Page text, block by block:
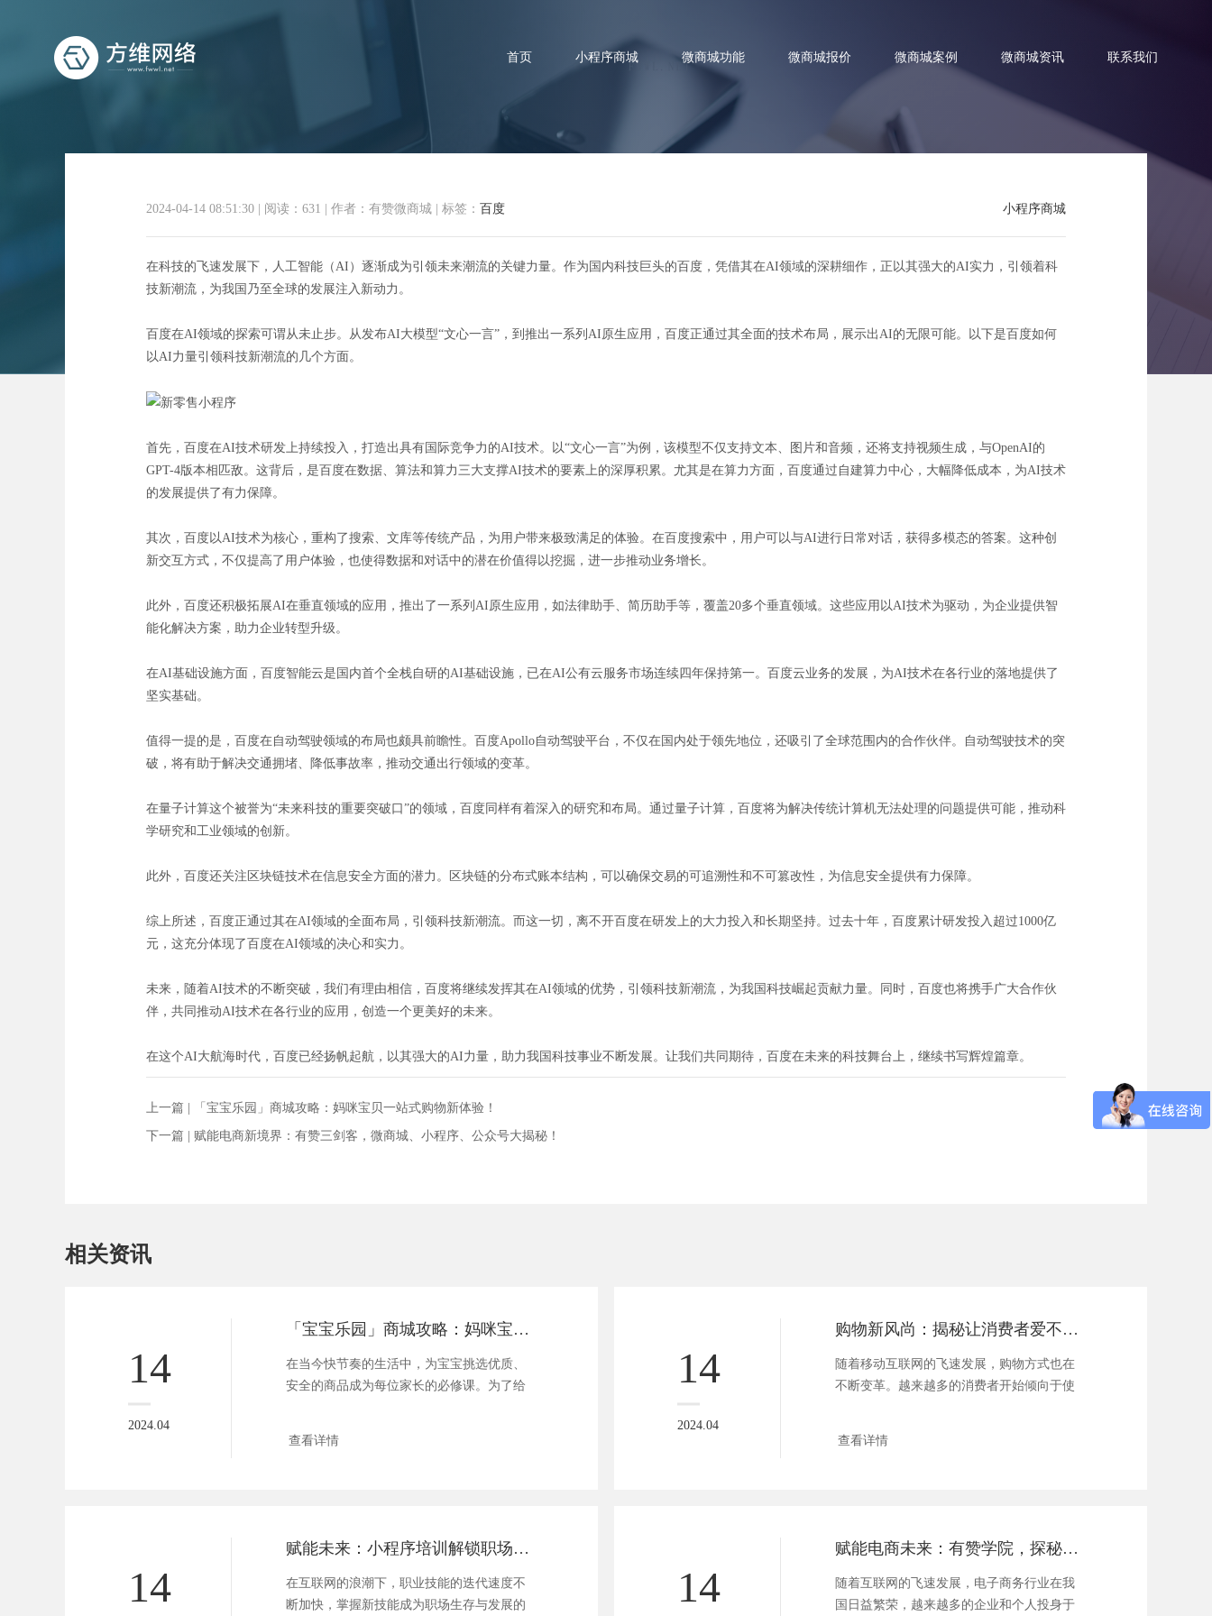
首页 小程序商城 微商城功能 微商城报价 微商城案例 微商城资讯 联系我们
探秘未来：百度如何以AI力量引领科技新潮流
小程序商城
2024-04-14 08:51:30 阅读：631 作者：有赞微商城 标签： 百度
在科技的飞速发展下，人工智能（AI）逐渐成为引领未来潮流的关键力量。作为国内科技巨头的百度，凭借其在AI领域的深耕细作，正以其强大的AI实力，引领着科
技新潮流，为我国乃至全球的发展注入新动力。
百度在AI领域的探索可谓从未止步。从发布AI大模型“文心一言”，到推出一系列AI原生应用，百度正通过其全面的技术布局，展示出AI的无限可能。以下是百度如何
以AI力量引领科技新潮流的几个方面。
首先，百度在AI技术研发上持续投入，打造出具有国际竞争力的AI技术。以“文心一言”为例，该模型不仅支持文本、图片和音频，还将支持视频生成，与OpenAI的
GPT-4版本相匹敌。这背后，是百度在数据、算法和算力三大支撑AI技术的要素上的深厚积累。尤其是在算力方面，百度通过自建算力中心，大幅降低成本，为AI技术
的发展提供了有力保障。
其次，百度以AI技术为核心，重构了搜索、文库等传统产品，为用户带来极致满足的体验。在百度搜索中，用户可以与AI进行日常对话，获得多模态的答案。这种创
新交互方式，不仅提高了用户体验，也使得数据和对话中的潜在价值得以挖掘，进一步推动业务增长。
此外，百度还积极拓展AI在垂直领域的应用，推出了一系列AI原生应用，如法律助手、简历助手等，覆盖20多个垂直领域。这些应用以AI技术为驱动，为企业提供智
能化解决方案，助力企业转型升级。
在AI基础设施方面，百度智能云是国内首个全栈自研的AI基础设施，已在AI公有云服务市场连续四年保持第一。百度云业务的发展，为AI技术在各行业的落地提供了
坚实基础。
值得一提的是，百度在自动驾驶领域的布局也颇具前瞻性。百度Apollo自动驾驶平台，不仅在国内处于领先地位，还吸引了全球范围内的合作伙伴。自动驾驶技术的突
破，将有助于解决交通拥堵、降低事故率，推动交通出行领域的变革。
在量子计算这个被誉为“未来科技的重要突破口”的领域，百度同样有着深入的研究和布局。通过量子计算，百度将为解决传统计算机无法处理的问题提供可能，推动科
学研究和工业领域的创新。
此外，百度还关注区块链技术在信息安全方面的潜力。区块链的分布式账本结构，可以确保交易的可追溯性和不可篡改性，为信息安全提供有力保障。
综上所述，百度正通过其在AI领域的全面布局，引领科技新潮流。而这一切，离不开百度在研发上的大力投入和长期坚持。过去十年，百度累计研发投入超过1000亿
元，这充分体现了百度在AI领域的决心和实力。
未来，随着AI技术的不断突破，我们有理由相信，百度将继续发挥其在AI领域的优势，引领科技新潮流，为我国科技崛起贡献力量。同时，百度也将携手广大合作伙
伴，共同推动AI技术在各行业的应用，创造一个更美好的未来。
在这个AI大航海时代，百度已经扬帆起航，以其强大的AI力量，助力我国科技事业不断发展。让我们共同期待，百度在未来的科技舞台上，继续书写辉煌篇章。
上一篇 | 「宝宝乐园」商城攻略：妈咪宝贝一站式购物新体验！
下一篇 | 赋能电商新境界：有赞三剑客，微商城、小程序、公众号大揭秘！
相关资讯
14
2024.04
「宝宝乐园」商城攻略：妈咪宝贝一站式购物新体验！
在当今快节奏的生活中，为宝宝挑选优质、
安全的商品成为每位家长的必修课。为了给
查看详情
14
2024.04
购物新风尚：揭秘让消费者爱不释手的商城小程序秘籍
随着移动互联网的飞速发展，购物方式也在
不断变革。越来越多的消费者开始倾向于使
查看详情
14
赋能未来：小程序培训解锁职场新技能之路
在互联网的浪潮下，职业技能的迭代速度不
断加快，掌握新技能成为职场生存与发展的
14
赋能电商未来：有赞学院，探秘电商精英的成长密钥
随着互联网的飞速发展，电子商务行业在我
国日益繁荣，越来越多的企业和个人投身于